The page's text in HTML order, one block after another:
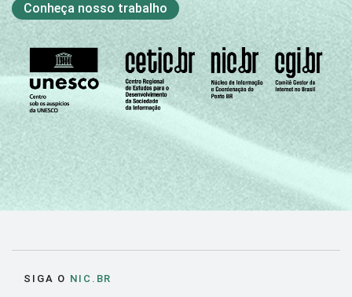
Conheça nosso trabalho
SIGA O NIC.BR